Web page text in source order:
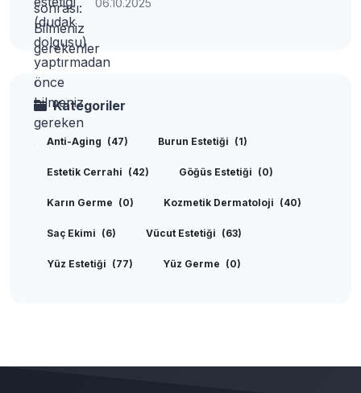
06.10.2025
Kategoriler
Anti-Aging (47) Burun Estetiği (1)
Estetik Cerrahi (42) Göğüs Estetiği (0)
Karın Germe (0) Kozmetik Dermatoloji (40)
Saç Ekimi (6) Vücut Estetiği (63)
Yüz Estetiği (77) Yüz Germe (0)